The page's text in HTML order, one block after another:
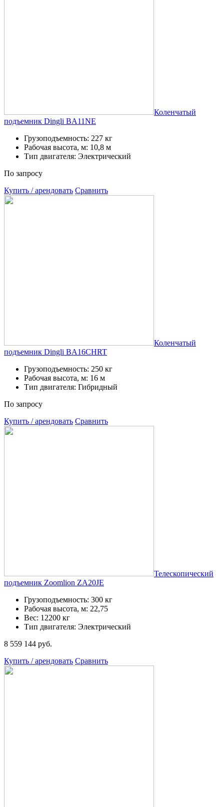
Коленчатый
подъемник Dingli BA11NE
Грузоподъемность: 227 кг
Рабочая высота, м: 10,8 м
Тип двигателя: Электрический
По запросу
Купить / арендовать Сравнить
Коленчатый
подъемник Dingli BA16CHRT
Грузоподъемность: 250 кг
Рабочая высота, м: 16 м
Тип двигателя: Гибридный
По запросу
Купить / арендовать Сравнить
Телескопический
подъемник Zoomlion ZA20JE
Грузоподъемность: 300 кг
Рабочая высота, м: 22,75
Вес: 12200 кг
Тип двигателя: Электрический
8 559 144 руб.
Купить / арендовать Сравнить